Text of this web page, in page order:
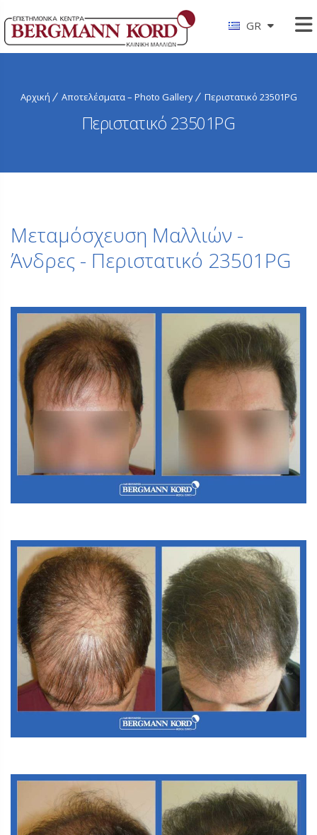
GR
Αρχική Αποτελέσματα – Photo Gallery Περιστατικό 23501PG
Περιστατικό 23501PG
Μεταμόσχευση Μαλλιών -
Άνδρες - Περιστατικό 23501PG